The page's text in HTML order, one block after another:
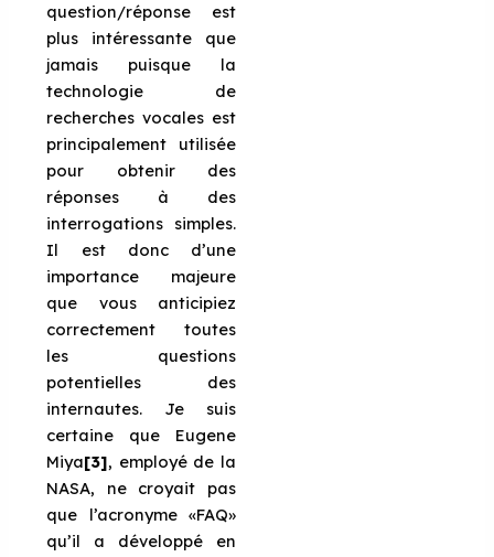
question/réponse est
plus intéressante que
jamais puisque la
technologie de
recherches vocales est
principalement utilisée
pour obtenir des
réponses à des
interrogations simples.
Il est donc d’une
importance majeure
que vous anticipiez
correctement toutes
les questions
potentielles des
internautes. Je suis
certaine que Eugene
Miya[3], employé de la
NASA, ne croyait pas
que l’acronyme «FAQ»
qu’il a développé en